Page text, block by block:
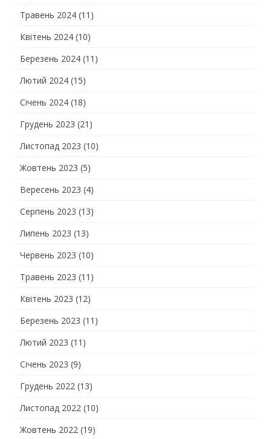
Травень 2024 (11)
Квітень 2024 (10)
Березень 2024 (11)
Лютий 2024 (15)
Січень 2024 (18)
Грудень 2023 (21)
Листопад 2023 (10)
Жовтень 2023 (5)
Вересень 2023 (4)
Серпень 2023 (13)
Липень 2023 (13)
Червень 2023 (10)
Травень 2023 (11)
Квітень 2023 (12)
Березень 2023 (11)
Лютий 2023 (11)
Січень 2023 (9)
Грудень 2022 (13)
Листопад 2022 (10)
Жовтень 2022 (19)